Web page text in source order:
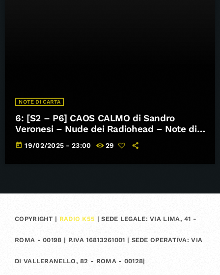
NOTE DI CARTA
6: [S2 – P6] CAOS CALMO di Sandro
Veronesi – Nude dei Radiohead – Note di
Carta
today 19/02/2025 - 23:00 29
COPYRIGHT | RADIO K55 | SEDE LEGALE: VIA LIMA, 41 -
ROMA - 00198 | P.IVA 16813261001 | SEDE OPERATIVA: VIA
DI VALLERANELLO, 82 - ROMA - 00128|